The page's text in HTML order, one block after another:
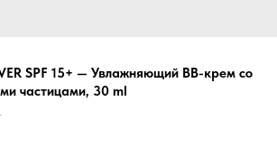
SPF 15+ — Увлажняющий BB-крем со
частицами, 30 ml